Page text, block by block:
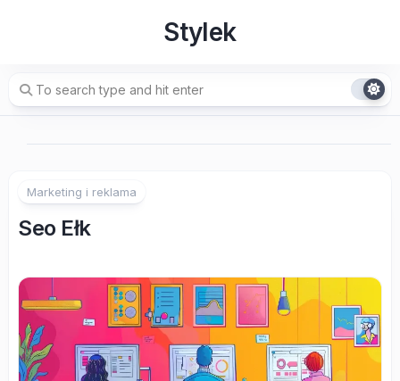
Stylek
Marketing i reklama
Seo Ełk